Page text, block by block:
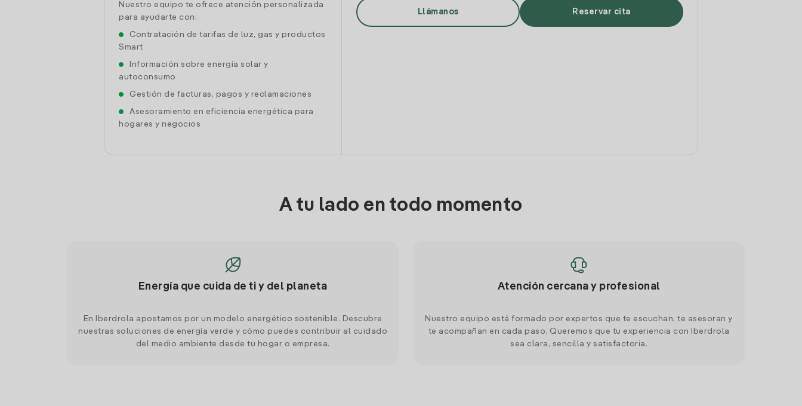
Nuestro equipo te ofrece atención personalizada
para ayudarte con:
Contratación de tarifas de luz, gas y productos
Smart
Información sobre energía solar y
autoconsumo
Gestión de facturas, pagos y reclamaciones
Asesoramiento en eficiencia energética para
hogares y negocios
Llámanos Reservar cita
A tu lado en todo momento
Energía que cuida de ti y del planeta
En Iberdrola apostamos por un modelo energético sostenible. Descubre
nuestras soluciones de energía verde y cómo puedes contribuir al cuidado
del medio ambiente desde tu hogar o empresa.
Atención cercana y profesional
Nuestro equipo está formado por expertos que te escuchan, te asesoran y
te acompañan en cada paso. Queremos que tu experiencia con Iberdrola
sea clara, sencilla y satisfactoria.